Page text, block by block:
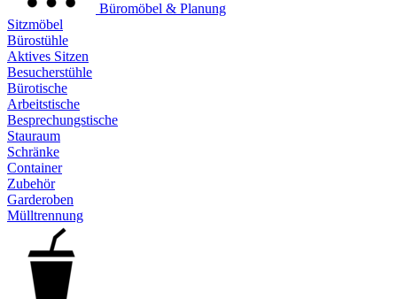
Büromöbel & Planung
Sitzmöbel
Bürostühle
Aktives Sitzen
Besucherstühle
Bürotische
Arbeitstische
Besprechungstische
Stauraum
Schränke
Container
Zubehör
Garderoben
Mülltrennung